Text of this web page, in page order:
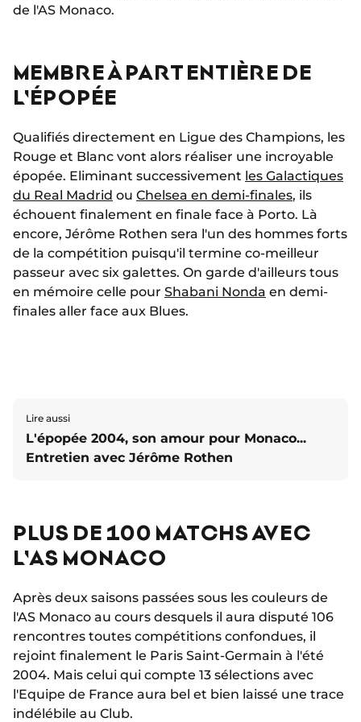
de l'AS Monaco.
MEMBRE À PART ENTIÈRE DE
L'ÉPOPÉE
Qualifiés directement en Ligue des Champions, les
Rouge et Blanc vont alors réaliser une incroyable
épopée. Eliminant successivement les Galactiques
du Real Madrid ou Chelsea en demi-finales, ils
échouent finalement en finale face à Porto. Là
encore, Jérôme Rothen sera l'un des hommes forts
de la compétition puisqu'il termine co-meilleur
passeur avec six galettes. On garde d'ailleurs tous
en mémoire celle pour Shabani Nonda en demi-
finales aller face aux Blues.
Lire aussi
L'épopée 2004, son amour pour Monaco...
Entretien avec Jérôme Rothen
PLUS DE 100 MATCHS AVEC
L'AS MONACO
Après deux saisons passées sous les couleurs de
l'AS Monaco au cours desquels il aura disputé 106
rencontres toutes compétitions confondues, il
rejoint finalement le Paris Saint-Germain à l'été
2004. Mais celui qui compte 13 sélections avec
l'Equipe de France aura bel et bien laissé une trace
indélébile au Club.